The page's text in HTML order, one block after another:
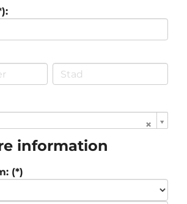
information
(*)